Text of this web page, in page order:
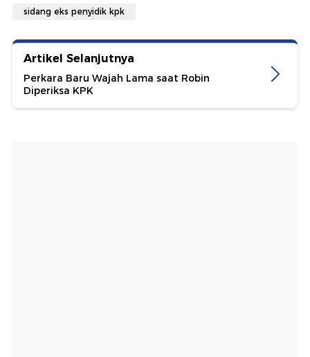
sidang eks penyidik kpk
Artikel Selanjutnya
Perkara Baru Wajah Lama saat Robin
Diperiksa KPK